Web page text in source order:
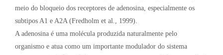
meio do bloqueio dos receptores de adenosina, especialmente os
subtipos A1 e A2A (Fredholm et al., 1999).
A adenosina é uma molécula produzida naturalmente pelo
organismo e atua como um importante modulador do sistema